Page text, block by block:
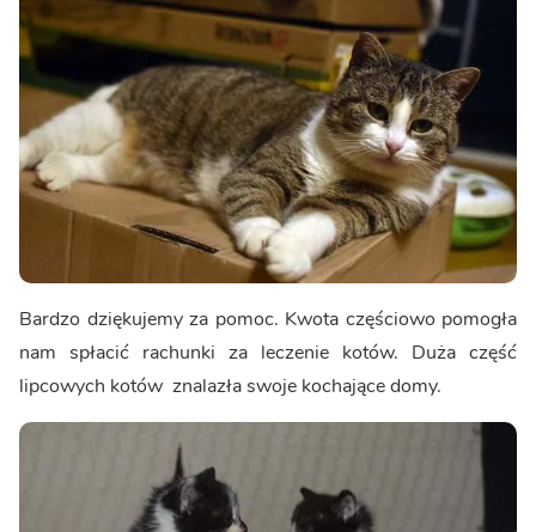
Bardzo dziękujemy za pomoc. Kwota częściowo pomogła
nam spłacić rachunki za leczenie kotów. Duża część
lipcowych kotów znalazła swoje kochające domy.